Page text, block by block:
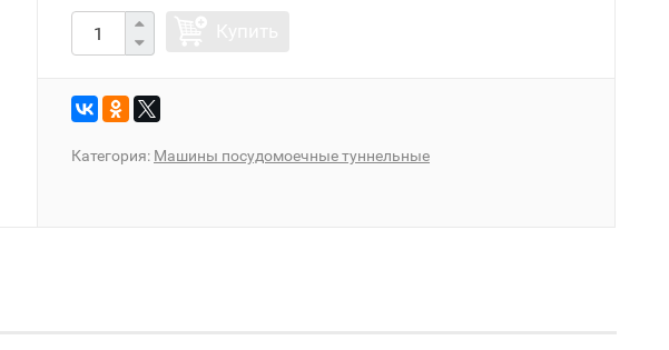
Категория: Машины посудомоечные туннельные